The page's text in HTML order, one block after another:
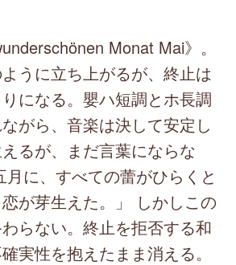
Monat Mai》。
うに立ち上がるが、終止は
になる。嬰ハ短調とホ長調
がら、音楽は決して安定し
るが、まだ言葉にならな
に、すべての蕾がひらくと
が芽生えた。」 しかしこの
らない。終止を拒否する和
実性を抱えたまま消える。